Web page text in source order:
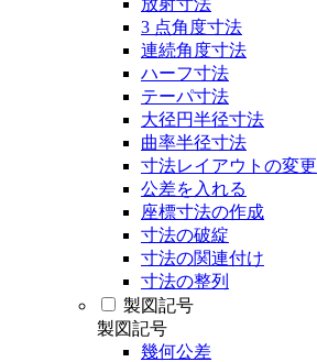
放射寸法
3 点角度寸法
連続角度寸法
ハーフ寸法
テーパ寸法
大径円半径寸法
曲率半径寸法
寸法レイアウトの変更
公差を入れる
座標寸法の作成
寸法の破綻
寸法の関連付け
寸法の整列
製図記号
製図記号
幾何公差